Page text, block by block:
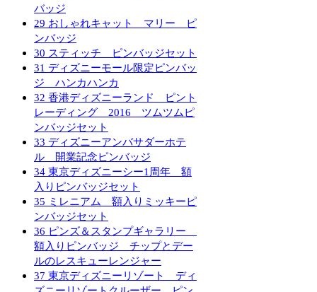
バッジ
29 おしゃれキャット マリー ピ
ンバッジ
30 スティッチ ピンバッジセット
31 ディズニーモール限定ピンバッ
ジ ハンカハンカ
32 香港ディズニーランド ピント
レーディング 2016 ツムツムピ
ンバッジセット
33 ディズニーアンバサダーホテ
ル 開業記念ピンバッジ
34 東京ディズニーシー1周年 額
入りピンバッジセット
35 ミレニアム 額入りミッキーピ
ンバッジセット
36 ピンズ＆スタンプギャラリー
額入りピンバッジ チップとデー
ルのレスキューレンジャー
37 東京ディズニーリゾート ディ